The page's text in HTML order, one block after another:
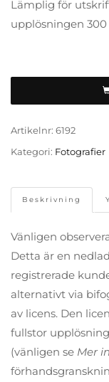
Lämplig för
upplösningen 300
Artikelnr: 6192
Kategori: Fotografier
Beskrivning
Vänligen
Detta är en
registrerade
alternativt via
av licens. Den
fullstor
(vänligen se Mer